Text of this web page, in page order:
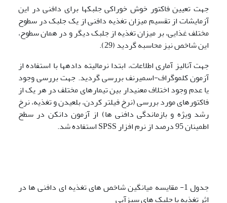
جهت تعیین فاکتور خوش خوراکی جلبکها برای دافنی در این
آزمایشات از تقسیم میزان تغذیه دافنی از یک جلبک در سطوح
مختلف غذایی، بر میزان تغذیه از جلبک دیگر و در همان سطوح،
این شاخص نیز محاسبه گردید (29).
جهت آنالیز آماری اطلاعات، ابتدا نرمالیته داده­ها با استفاده از
آزمون کلموگراف-اسمیرنف بررسی گردید. جهت بررسی وجود
یا عدم وجود اختلاف معنی­دار بین تیمارهای مختلف در هر یک از
فاکتورهای مورد بررسی (نرخ فیلتر کردن، بلعیدن و تغذیه، نرخ
رشد ویژه و بازماندگی دافنی ها) از آزمون دانکن در سطح
اطمینان 95 درصد از نرم افزار SPSS استفاده شد.
جدول 1- مقایسه میانگین شاخص های تغذیه ای دافنی ها در
اثر تغذیه با جلبک های سبزآبی